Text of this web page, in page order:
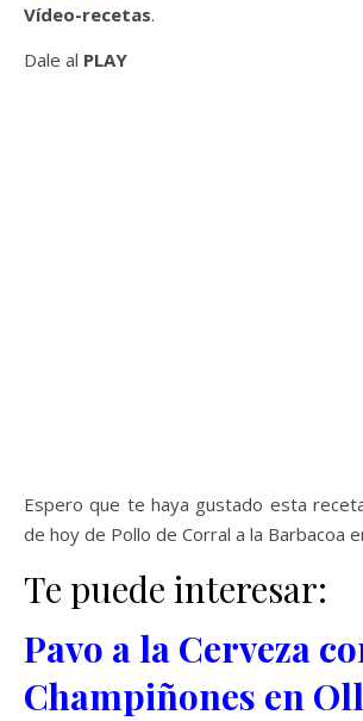
Vídeo-recetas.
Dale al PLAY
Espero que te haya gustado esta
de hoy de Pollo de Corral a la Barbacoa
Te puede interesar:
Pavo a la Cerveza
Champiñones en